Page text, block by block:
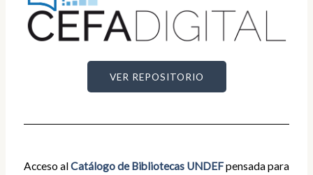
VER REPOSITORIO
Acceso alCatálogo de Bibliotecas UNDEFpensada para